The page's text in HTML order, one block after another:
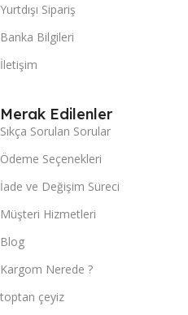
Yurtdışı Sipariş
Banka Bilgileri
İletişim
Merak Edilenler
Sıkça Sorulan Sorular
Ödeme Seçenekleri
İade ve Değişim Süreci
Müşteri Hizmetleri
Blog
Kargom Nerede ?
toptan çeyiz